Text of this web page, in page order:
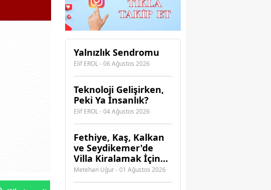
Yalnızlık Sendromu
Elif EROL - 06 Ağustos 2026
Teknoloji Gelişirken,
Peki Ya İnsanlık?
Elif EROL - 04 Ağustos 2026
Fethiye, Kaş, Kalkan
ve Seydikemer'de
Villa Kiralamak İçin
Hangi Acenteye
Güvenebilirsiniz?
Metehan Uğur - 01 Ağustos 2026